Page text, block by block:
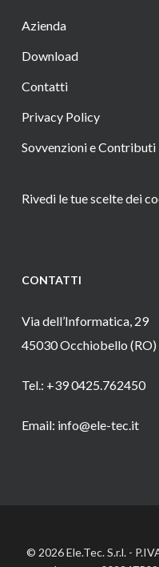
Azienda
Download
Contatti
Privacy Policy
Sovvenzioni e
Rivedi le tue scelte dei
CONTATTI
Via dell’Informatica, 29
45030 Occhiobello (RO)
Tel.: +39 0425.762450
Email: info@ele-tec.it
© 2026 Ele.Tec. S.r.l. -